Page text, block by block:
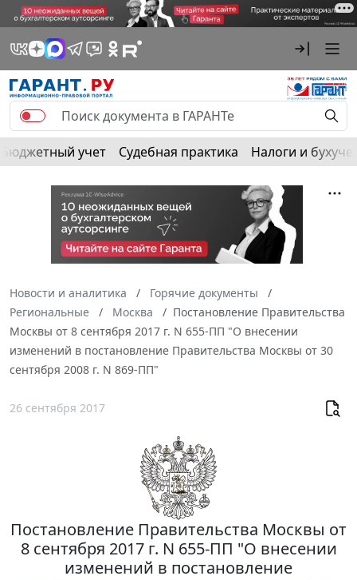
Бюджетный учет Судебная практика Налоги и
Новости и аналитика
Горячие документы
Региональные
Москва
Постановление Правительства
Москвы от 8 сентября 2017 г. N 655-ПП "О внесении
изменений в постановление Правительства Москвы от 30
сентября 2008 г. N 869-ПП"
26 сентября 2017
Постановление Правительства Москвы от
8 сентября 2017 г. N 655-ПП "О внесении
изменений в постановление